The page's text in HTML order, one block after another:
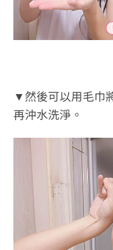
▼然後可以用毛巾
再沖水洗淨。